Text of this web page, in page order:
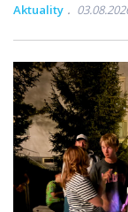
Aktuality